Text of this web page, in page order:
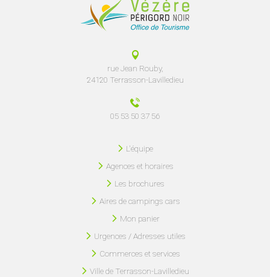
rue Jean Rouby,
24120 Terrasson-Lavilledieu
05 53 50 37 56
L'équipe
Agences et horaires
Les brochures
Aires de campings cars
Mon panier
Urgences / Adresses utiles
Commerces et services
Ville de Terrasson-Lavilledieu